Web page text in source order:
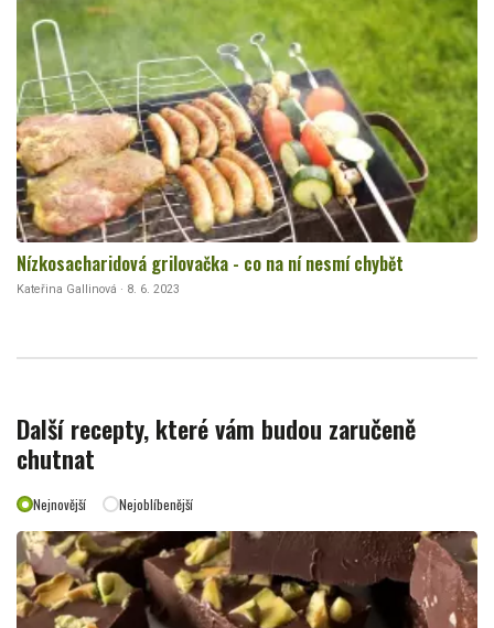
Nízkosacharidová grilovačka - co na ní nesmí chybět
Kateřina Gallinová · 8. 6. 2023
Další recepty, které vám budou zaručeně
chutnat
Nejnovější Nejoblíbenější